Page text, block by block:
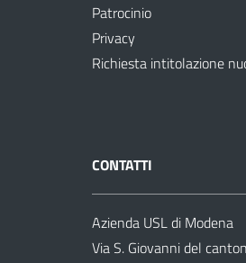
Patrocinio
Privacy
Richiesta intitolazione
CONTATTI
Azienda USL di Modena
Via S. Giovanni del